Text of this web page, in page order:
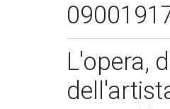
L'opera,